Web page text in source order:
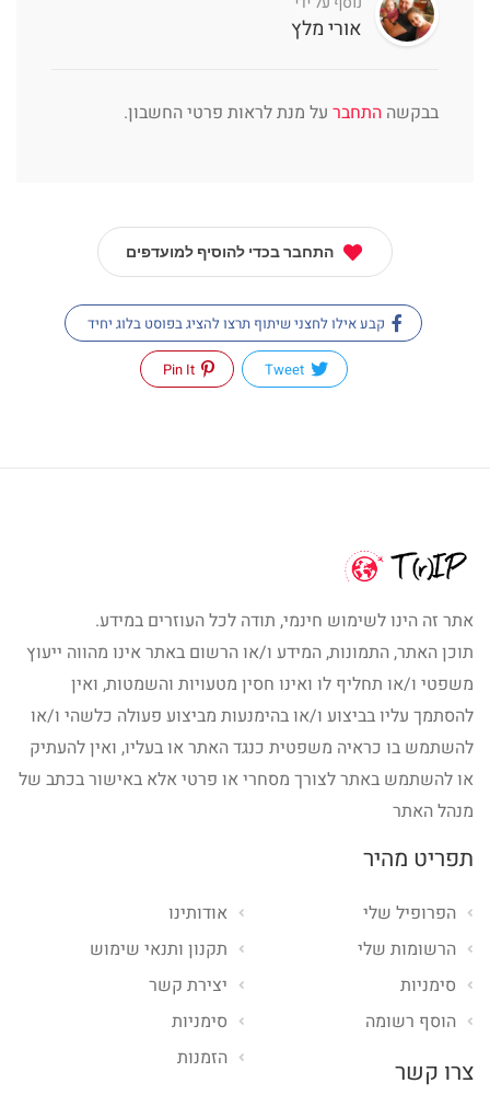
אורי מלץ
בבקשה התחבר על מנת לראות פרטי החשבון.
התחבר בכדי להוסיף למועדפים
קבע אילו לחצני שיתוף תרצו להציג בפוסט בלוג יחיד
Tweet
Pin It
אתר זה הינו לשימוש חינמי, תודה לכל העוזרים במידע.
תוכן האתר, התמונות, המידע ו/או הרשום באתר אינו מהווה ייעוץ
משפטי ו/או תחליף לו ואינו חסין מטעויות והשמטות, ואין
להסתמך עליו בביצוע ו/או בהימנעות מביצוע פעולה כלשהי ו/או
להשתמש בו כראיה משפטית כנגד האתר או בעליו, ואין להעתיק
או להשתמש באתר לצורך מסחרי או פרטי אלא באישור בכתב של
מנהל האתר
תפריט מהיר
אודותינו
תקנון ותנאי שימוש
יצירת קשר
סימניות
הזמנות
הפרופיל שלי
הרשומות שלי
סימניות
הוסף רשומה
צרו קשר